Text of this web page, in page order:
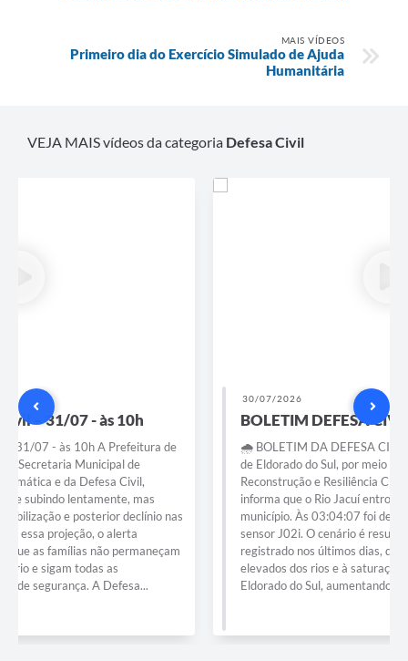
MAIS VÍDEOS
Primeiro dia do Exercício Simulado de Ajuda
Humanitária
VEJA MAIS vídeos da categoria Defesa Civil
BOLETIM DEFESA CIVIL 30/07
🌧️ BOLETIM DA DEFESA CIVIL | 30/07/2026 A Prefeitura
de Eldorado do Sul, por meio da Secretaria Municipal de
Reconstrução e Resiliência Climática e da Defesa Civil,
informa que o Rio Jacuí entrou em cota de inundação no
município. Às 03:04:07 foi detectada a presença de água no
sensor J02i. O cenário é resultado do alto volume de chuvas
registrado nos últimos dias, que se soma aos níveis já
elevados dos rios e à saturação dos banhados que circundam
Eldorado do Sul, aumentando...